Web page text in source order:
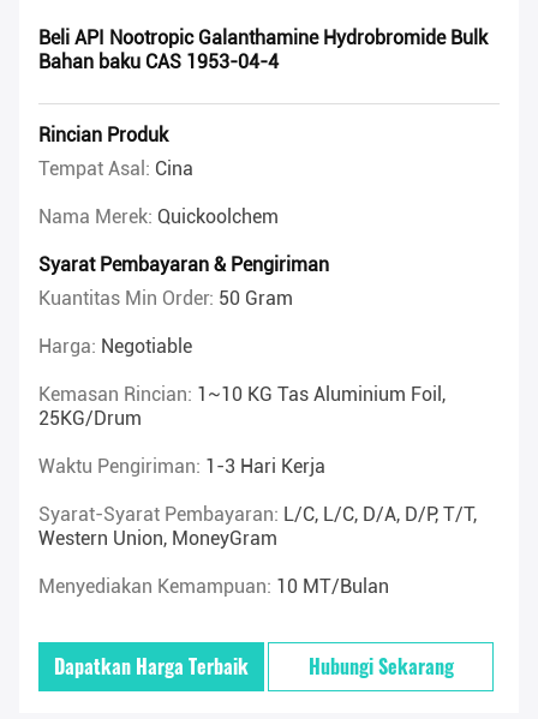
Beli API Nootropic Galanthamine Hydrobromide Bulk
Bahan baku CAS 1953-04-4
Rincian Produk
Tempat Asal: Cina
Nama Merek: Quickoolchem
Syarat Pembayaran & Pengiriman
Kuantitas Min Order: 50 Gram
Harga: Negotiable
Kemasan Rincian: 1~10 KG Tas Aluminium Foil,
25KG/drum
Waktu Pengiriman: 1-3 Hari Kerja
Syarat-Syarat Pembayaran: L/C, L/C, D/A, D/P, T/T,
Western Union, MoneyGram
Menyediakan Kemampuan: 10 MT/Bulan
Dapatkan Harga Terbaik Hubungi Sekarang